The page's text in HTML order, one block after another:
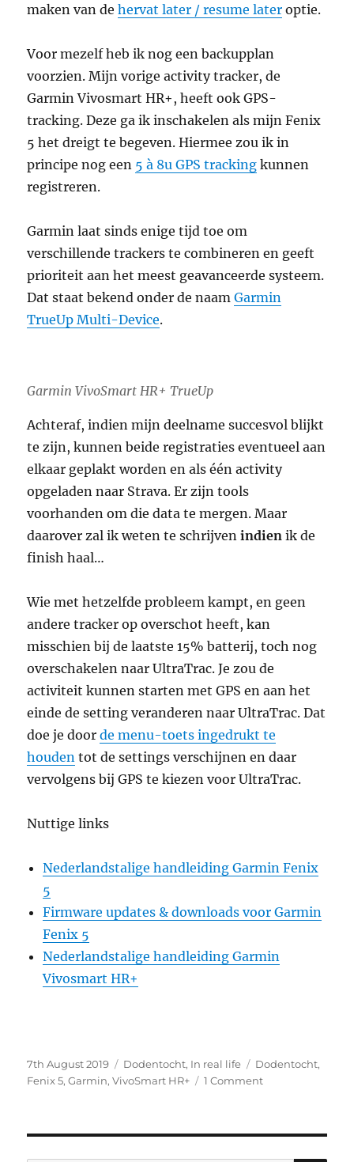
maken van dehervat later / resume later optie.
Voor mezelf heb ik nog een backupplan
voorzien. Mijn vorige activity tracker, de
Garmin Vivosmart HR+, heeft ook GPS-
tracking. Deze ga ik inschakelen als mijn Fenix
5 het dreigt te begeven. Hiermee zou ik in
principe nog een 5 à 8u GPS tracking kunnen
registreren.
Garmin laat sinds enige tijd toe om
verschillende trackers te combineren en geeft
prioriteit aan het meest geavanceerde systeem.
Dat staat bekend onder de naamGarmin
TrueUp Multi-Device.
Garmin VivoSmart HR+ TrueUp
Achteraf, indien mijn deelname succesvol blijkt
te zijn, kunnen beide registraties eventueel aan
elkaar geplakt worden en als één activity
opgeladen naar Strava. Er zijn tools
voorhanden om die data te mergen. Maar
daarover zal ik weten te schrijvenindienik de
finish haal…
Wie met hetzelfde probleem kampt, en geen
andere tracker op overschot heeft, kan
misschien bij de laatste 15% batterij, toch nog
overschakelen naar UltraTrac. Je zou de
activiteit kunnen starten met GPS en aan het
einde de setting veranderen naar UltraTrac. Dat
doe je doorde menu-toets ingedrukt te
houden tot de settings verschijnen en daar
vervolgens bij GPS te kiezen voor UltraTrac.
Nuttige links
Nederlandstalige handleiding Garmin Fenix
5
Firmware updates & downloads voor Garmin
Fenix 5
Nederlandstalige handleiding Garmin
Vivosmart HR+
Posted
on
7th August 2019 Categories
Dodentocht, In real life Tags
Dodentocht,
Fenix 5,Garmin,VivoSmart HR+ 1 Commenton